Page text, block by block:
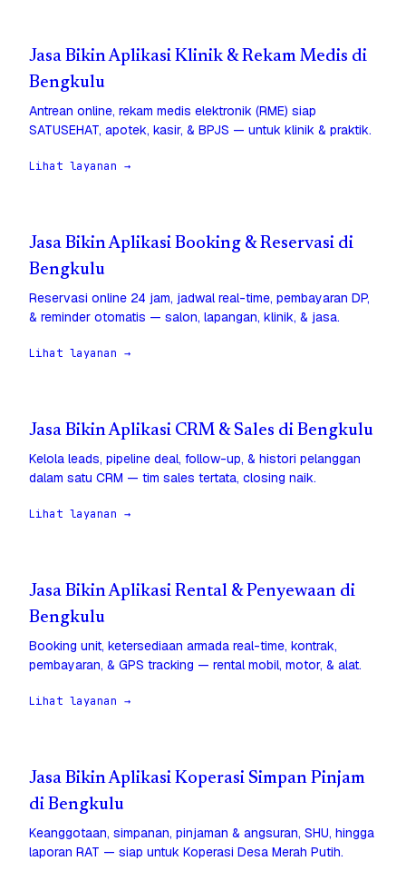
Jasa Bikin Aplikasi Klinik & Rekam Medis di
Bengkulu
Antrean online, rekam medis elektronik (RME) siap
SATUSEHAT, apotek, kasir, & BPJS — untuk klinik & praktik.
Lihat layanan →
Jasa Bikin Aplikasi Booking & Reservasi di
Bengkulu
Reservasi online 24 jam, jadwal real-time, pembayaran DP,
& reminder otomatis — salon, lapangan, klinik, & jasa.
Lihat layanan →
Jasa Bikin Aplikasi CRM & Sales di Bengkulu
Kelola leads, pipeline deal, follow-up, & histori pelanggan
dalam satu CRM — tim sales tertata, closing naik.
Lihat layanan →
Jasa Bikin Aplikasi Rental & Penyewaan di
Bengkulu
Booking unit, ketersediaan armada real-time, kontrak,
pembayaran, & GPS tracking — rental mobil, motor, & alat.
Lihat layanan →
Jasa Bikin Aplikasi Koperasi Simpan Pinjam
di Bengkulu
Keanggotaan, simpanan, pinjaman & angsuran, SHU, hingga
laporan RAT — siap untuk Koperasi Desa Merah Putih.